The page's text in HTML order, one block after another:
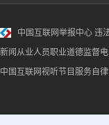
中国互联网举报中心 违
新闻从业人员职业道德监督
中国互联网视听节目服务自